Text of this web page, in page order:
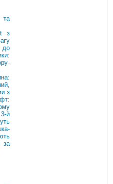
та
з
до
з
й
за